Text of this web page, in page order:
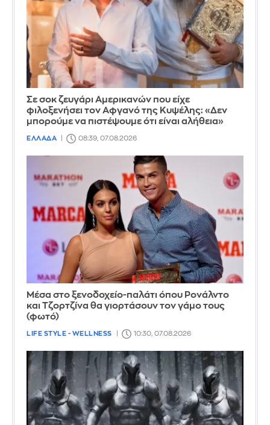
Σε σοκ ζευγάρι Αμερικανών που είχε
φιλοξενήσει τον Αφγανό της Κυψέλης: «Δεν
μπορούμε να πιστέψουμε ότι είναι αλήθεια»
ΕΛΛΑΔΑ 08:39, 07.08.2026
Μέσα στο ξενοδοχείο-παλάτι όπου Ρονάλντο
και Τζορτζίνα θα γιορτάσουν τον γάμο τους
(φωτό)
LIFE STYLE - WELLNESS 10:30, 07.08.2026